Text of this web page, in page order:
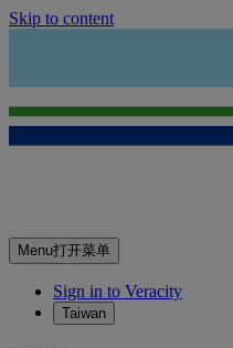
Skip to content
Menu打开菜单
Sign in to Veracity
Taiwan